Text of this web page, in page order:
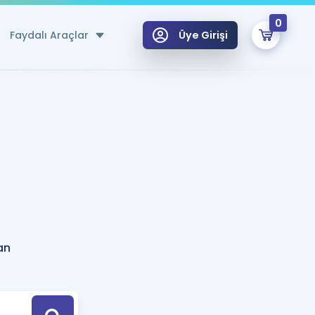
Faydalı Araçlar
Hesaplama Aracı
için Öneriler
Tek Takvimde
Üye Girişi
0